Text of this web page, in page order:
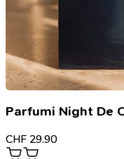
Parfumi Night De
CHF 29.90